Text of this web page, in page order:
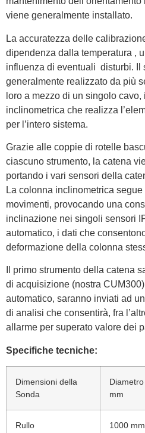
viene generalmente installato.
La accuratezza delle
dipendenza dalla temperatura ,
influenza di eventuali disturbi. Il
generalmente realizzato da più
loro a mezzo di un singolo
inclinometrica che realizza
per l’intero sistema.
Grazie alle coppie di rotelle
ciascuno strumento, la catena
portando i vari sensori della
La colonna inclinometrica
movimenti, provocando una
inclinazione nei singoli sensori
automatico, i dati che
deformazione della colonna
Il primo strumento della catena
di acquisizione (nostra
automatico, saranno inviati ad
di analisi che consentirà, fra
allarme per superato valore dei
Specifiche tecniche:
Dimensioni della
Sonda
mm
Rullo 1000 mm